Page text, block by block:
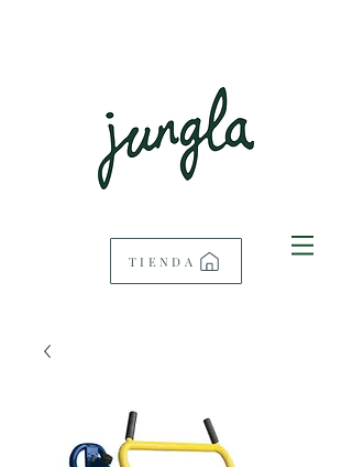
TIENDA